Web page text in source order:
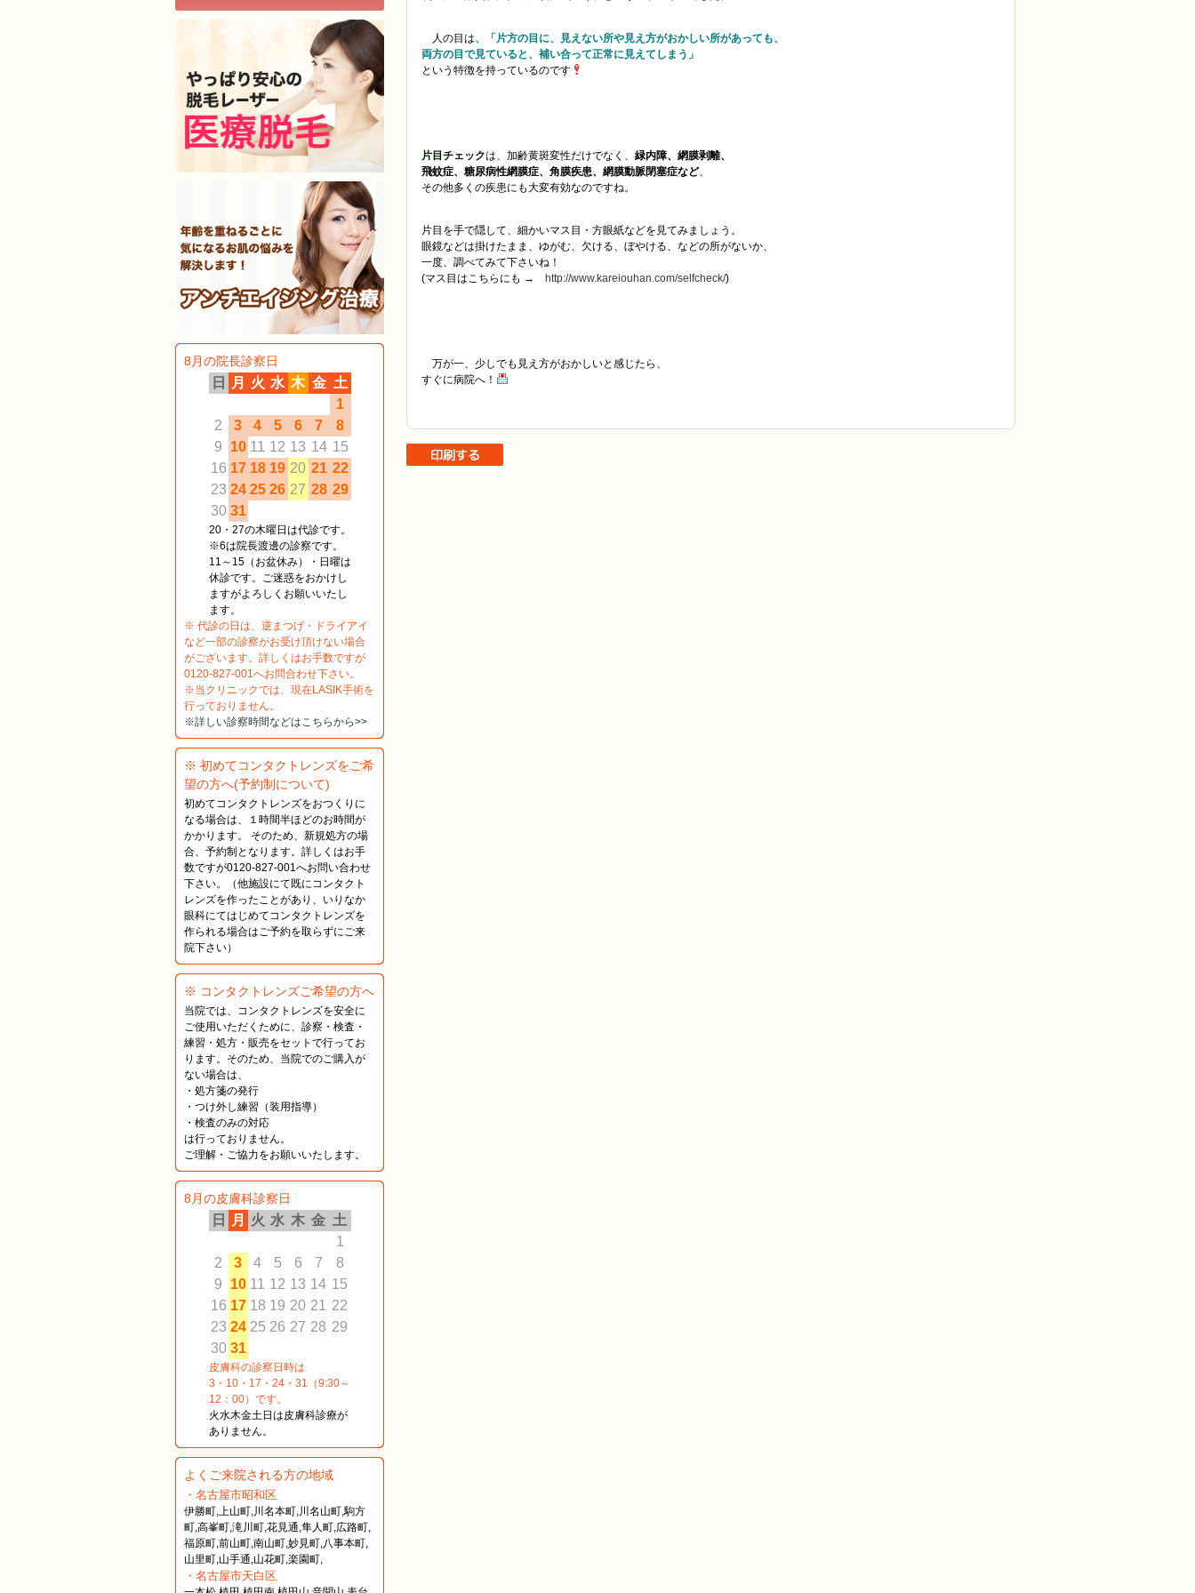
人の目は、「片方の目に、見えない所や見え方がおかしい所があっても、
両方の目で見ていると、補い合って正常に見えてしまう」
という特徴を持っているのです
片目チェックは、加齢黄斑変性だけでなく、 緑内障、網膜剥離、
飛蚊症、糖尿病性網膜症、角膜疾患、網膜動脈閉塞症など、
その他多くの疾患にも大変有効なのですね。
片目を手で隠して、細かいマス目・方眼紙などを見てみましょう。
眼鏡などは掛けたまま、ゆがむ、欠ける、ぼやける、などの所がないか、
一度、調べてみて下さいね！
(マス目はこちらにも → http://www.kareiouhan.com/selfcheck/)
万が一、少しでも見え方がおかしいと感じたら、
すぐに病院へ！
8月の院長診察日
日 月 火 水 木 金 土
1
2
3 4 5 6 7
8
9
10 11 12 13 14 15
16 17 18 19 20 21 22
23 24 25 26 27 28 29
30 31
20・27の木曜日は代診です。
※6は院長渡邊の診察です。
11～15（お盆休み）・日曜は
休診です。ご迷惑をおかけし
ますがよろしくお願いいたし
ます。
※ 代診の日は、逆まつげ・ドライアイ
など一部の診察がお受け頂けない場合
がございます。詳しくはお手数ですが
0120-827-001へお問合わせ下さい。
※当クリニックでは、現在LASIK手術を
行っておりません。
※詳しい診察時間などはこちらから>>
※ 初めてコンタクトレンズをご希
望の方へ(予約制について)
初めてコンタクトレンズをおつくりに
なる場合は、１時間半ほどのお時間が
かかります。 そのため、新規処方の場
合、予約制となります。詳しくはお手
数ですが0120-827-001へお問い合わせ
下さい。（他施設にて既にコンタクト
レンズを作ったことがあり、いりなか
眼科にてはじめてコンタクトレンズを
作られる場合はご予約を取らずにご来
院下さい）
※ コンタクトレンズご希望の方へ
当院では、コンタクトレンズを安全に
ご使用いただくために、診察・検査・
練習・処方・販売をセットで行ってお
ります。そのため、当院でのご購入が
ない場合は、
・処方箋の発行
・つけ外し練習（装用指導）
・検査のみの対応
は行っておりません。
ご理解・ご協力をお願いいたします。
8月の皮膚科診察日
日 月 火 水 木 金 土
1
2
3 4 5 6 7
8
9
10 11 12 13 14 15
16 17 18 19 20 21
22
23 24 25 26 27 28 29
30 31
皮膚科の診察日時は
3・10・17・24・31（9:30～
12：00）です。
火水木金土日は皮膚科診療が
ありません。
よくご来院される方の地域
・名古屋市昭和区
伊勝町,上山町,川名本町,川名山町,駒方
町,高峯町,滝川町,花見通,隼人町,広路町,
福原町,前山町,南山町,妙見町,八事本町,
山里町,山手通,山花町,楽園町,
・名古屋市天白区